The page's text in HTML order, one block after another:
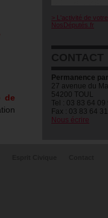
> L'activité de
NosDéputés.fr
Permanence
27 avenue du
54200 TOUL
Tel : 03 83 64 09
Fax : 03 83 64
Nous écrire
de